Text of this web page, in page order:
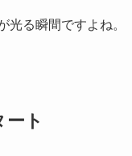
る瞬間ですよね。
ト